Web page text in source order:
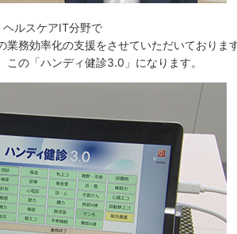
ルスケアIT分野で
効率化の支援をさせていただいております
「ハンディ健診3.0」になります。